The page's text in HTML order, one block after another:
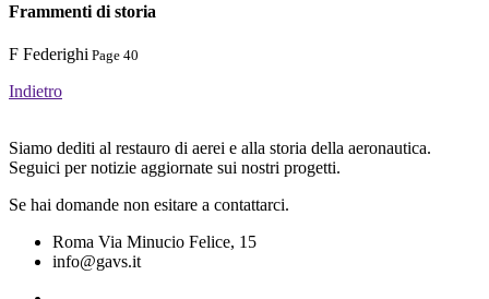
Frammenti di storia
F Federighi Page 40
Indietro
Siamo dediti al restauro di aerei e alla storia della aeronautica.
Seguici per notizie aggiornate sui nostri progetti.
Se hai domande non esitare a contattarci.
Roma Via Minucio Felice, 15
info@gavs.it